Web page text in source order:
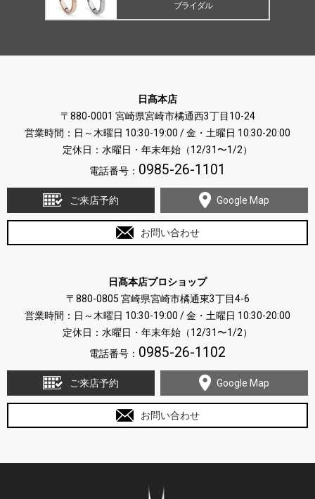
ブライダル
日髙本店
〒880-0001 宮崎県宮崎市橘通西3丁目10-24
営業時間：日～木曜日 10:30-19:00 / 金・土曜日 10:30-20:00
定休日：水曜日・年末年始（12/31〜1/2）
電話番号： 0985-26-1101
ご来店予約 Google Map
お問い合わせ
日髙本店プロショップ
〒880-0805 宮崎県宮崎市橘通東3丁目4-6
営業時間：日～木曜日 10:30-19:00 / 金・土曜日 10:30-20:00
定休日：水曜日・年末年始（12/31〜1/2）
電話番号： 0985-26-1102
ご来店予約 Google Map
お問い合わせ